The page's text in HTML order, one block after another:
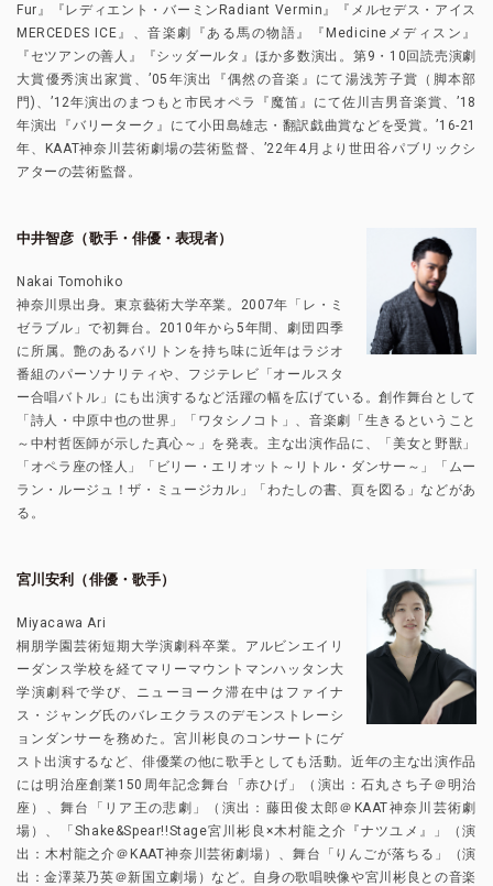
Fur』『レディエント・バーミンRadiant Vermin』『メルセデス・アイス
MERCEDES ICE』、音楽劇『ある馬の物語』『Medicineメディスン』
『セツアンの善人』『シッダールタ』ほか多数演出。第9・10回読売演劇
大賞優秀演出家賞、’05年演出『偶然の音楽』にて湯浅芳子賞（脚本部
門)、’12年演出のまつもと市民オペラ『魔笛』にて佐川吉男音楽賞、’18
年演出『バリーターク』にて小田島雄志・翻訳戯曲賞などを受賞。’16-21
年、KAAT神奈川芸術劇場の芸術監督、’22年4月より世田谷パブリックシ
アターの芸術監督。
中井智彦（歌手・俳優・表現者）
Nakai Tomohiko
神奈川県出身。東京藝術大学卒業。2007年「レ・ミ
ゼラブル」で初舞台。2010年から5年間、劇団四季
に所属。艶のあるバリトンを持ち味に近年はラジオ
番組のパーソナリティや、フジテレビ「オールスタ
ー合唱バトル」にも出演するなど活躍の幅を広げている。創作舞台として
「詩人・中原中也の世界」「ワタシノコト」、音楽劇「生きるということ
～中村哲医師が示した真心～」を発表。主な出演作品に、「美女と野獣」
「オペラ座の怪人」「ビリー・エリオット～リトル・ダンサー～」「ムー
ラン・ルージュ！ザ・ミュージカル」「わたしの書、頁を図る」などがあ
る。
宮川安利（俳優・歌手）
Miyacawa Ari
桐朋学園芸術短期大学演劇科卒業。アルビンエイリ
ーダンス学校を経てマリーマウントマンハッタン大
学演劇科で学び、ニューヨーク滞在中はファイナ
ス・ジャング氏のバレエクラスのデモンストレーシ
ョンダンサーを務めた。宮川彬良のコンサートにゲ
スト出演するなど、俳優業の他に歌手としても活動。近年の主な出演作品
には明治座創業150周年記念舞台「赤ひげ」（演出：石丸さち子＠明治
座）、舞台「リア王の悲劇」（演出：藤田俊太郎＠KAAT神奈川芸術劇
場）、「Shake&Spear!!Stage宮川彬良×木村龍之介『ナツユメ』」（演
出：木村龍之介＠KAAT神奈川芸術劇場）、舞台「りんごが落ちる」（演
出：金澤菜乃英＠新国立劇場）など。自身の歌唱映像や宮川彬良との音楽